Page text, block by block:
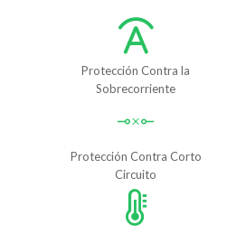
Protección Contra la
Sobrecorriente
Protección Contra Corto
Circuito